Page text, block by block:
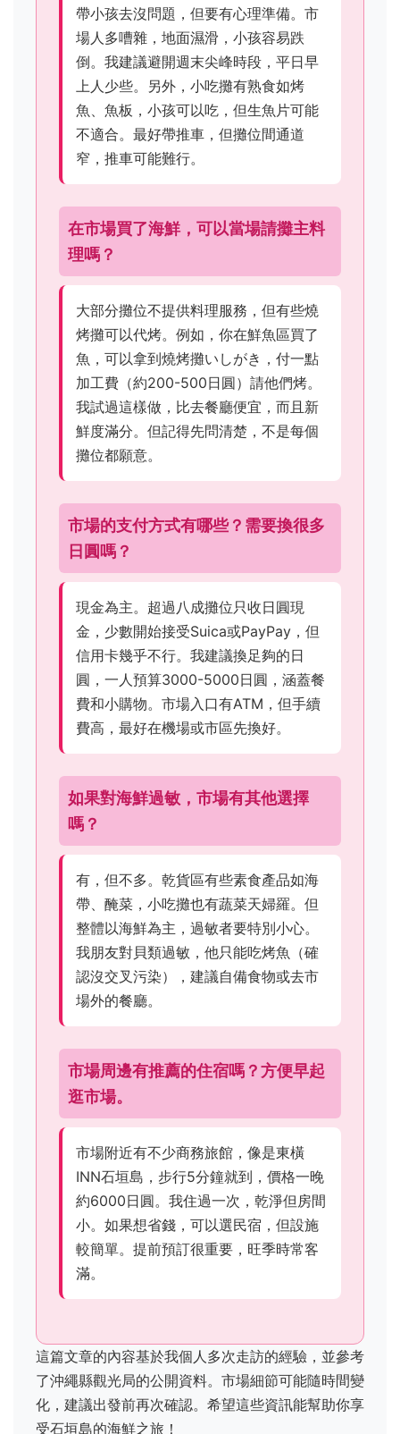
帶小孩去沒問題，但要有心理準備。市
場人多嘈雜，地面濕滑，小孩容易跌
倒。我建議避開週末尖峰時段，平日早
上人少些。另外，小吃攤有熟食如烤
魚、魚板，小孩可以吃，但生魚片可能
不適合。最好帶推車，但攤位間通道
窄，推車可能難行。
在市場買了海鮮，可以當場請攤主料
理嗎？
大部分攤位不提供料理服務，但有些燒
烤攤可以代烤。例如，你在鮮魚區買了
魚，可以拿到燒烤攤いしがき，付一點
加工費（約200-500日圓）請他們烤。
我試過這樣做，比去餐廳便宜，而且新
鮮度滿分。但記得先問清楚，不是每個
攤位都願意。
市場的支付方式有哪些？需要換很多
日圓嗎？
現金為主。超過八成攤位只收日圓現
金，少數開始接受Suica或PayPay，但
信用卡幾乎不行。我建議換足夠的日
圓，一人預算3000-5000日圓，涵蓋餐
費和小購物。市場入口有ATM，但手續
費高，最好在機場或市區先換好。
如果對海鮮過敏，市場有其他選擇
嗎？
有，但不多。乾貨區有些素食產品如海
帶、醃菜，小吃攤也有蔬菜天婦羅。但
整體以海鮮為主，過敏者要特別小心。
我朋友對貝類過敏，他只能吃烤魚（確
認沒交叉污染），建議自備食物或去市
場外的餐廳。
市場周邊有推薦的住宿嗎？方便早起
逛市場。
市場附近有不少商務旅館，像是東橫
INN石垣島，步行5分鐘就到，價格一晚
約6000日圓。我住過一次，乾淨但房間
小。如果想省錢，可以選民宿，但設施
較簡單。提前預訂很重要，旺季時常客
滿。
這篇文章的內容基於我個人多次走訪的經驗，並參考
了沖繩縣觀光局的公開資料。市場細節可能隨時間變
化，建議出發前再次確認。希望這些資訊能幫助你享
受石垣島的海鮮之旅！